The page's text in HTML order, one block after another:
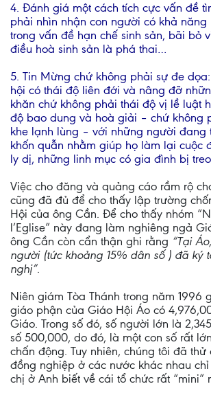
4. Đánh giá một cách tích cực vấn đề
phải nhìn nhận con người có khả năng
trong vấn đề hạn chế sinh sản, bãi bỏ
điều hoà sinh sản là phá thai…
5. Tin Mừng chứ không phải sự đe
hội có thái độ liên đới và nâng đỡ
khăn chứ không phải thái độ vị lề luật
độ bao dung và hoà giải – chứ không
khe lạnh lùng – với những người đang
khốn quẫn nhằm giúp họ làm lại cuộc
ly dị, những linh mục có gia đình bị
Việc cho đăng và quảng cáo rầm rộ
cũng đã đủ để cho thấy lập trường
Hội của ông Cần. Để cho thấy nhóm
l’Eglise” này đang làm nghiêng ngả
ông Cần còn cẩn thận ghi rằng “Tại
người (tức khoảng 15% dân số ) đã ký
nghị”.
Niên giám Tòa Thánh trong năm 1996
giáo phận của Giáo Hội Áo có
Giáo. Trong số đó, số người lớn là
số 500,000, do đó, là một con số rất
chấn động. Tuy nhiên, chúng tôi đã thử
đồng nghiệp ở các nước khác nhau
chị ở Anh biết về cái tổ chức rất “mini”